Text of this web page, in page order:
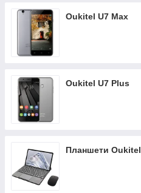
Oukitel U7 Max
Oukitel U7 Plus
Планшети Oukitel